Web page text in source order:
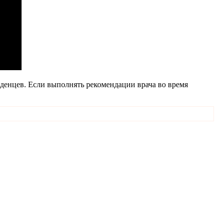
Если выполнять рекомендации врача во время